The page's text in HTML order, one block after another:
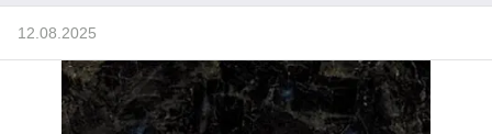
12.08.2025